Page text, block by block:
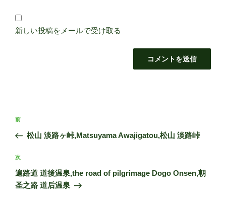
新しい投稿をメールで受け取る
投
ナ
ビ
ゲ
ー
前
の
稿
前
松山 淡路ヶ峠,Matsuyama Awajigatou,松山 淡路峠
次
の
投
次
遍路道 道後温泉,the road of pilgrimage Dogo Onsen,朝
圣之路 道后温泉